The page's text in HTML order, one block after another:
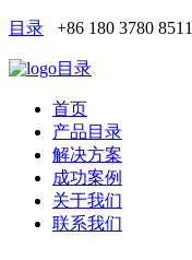
目录 +86 180 3780 8511
目录
首页
产品目录
解决方案
成功案例
关于我们
联系我们